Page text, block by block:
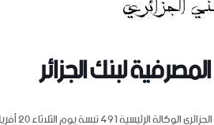
لبنك الجزائر